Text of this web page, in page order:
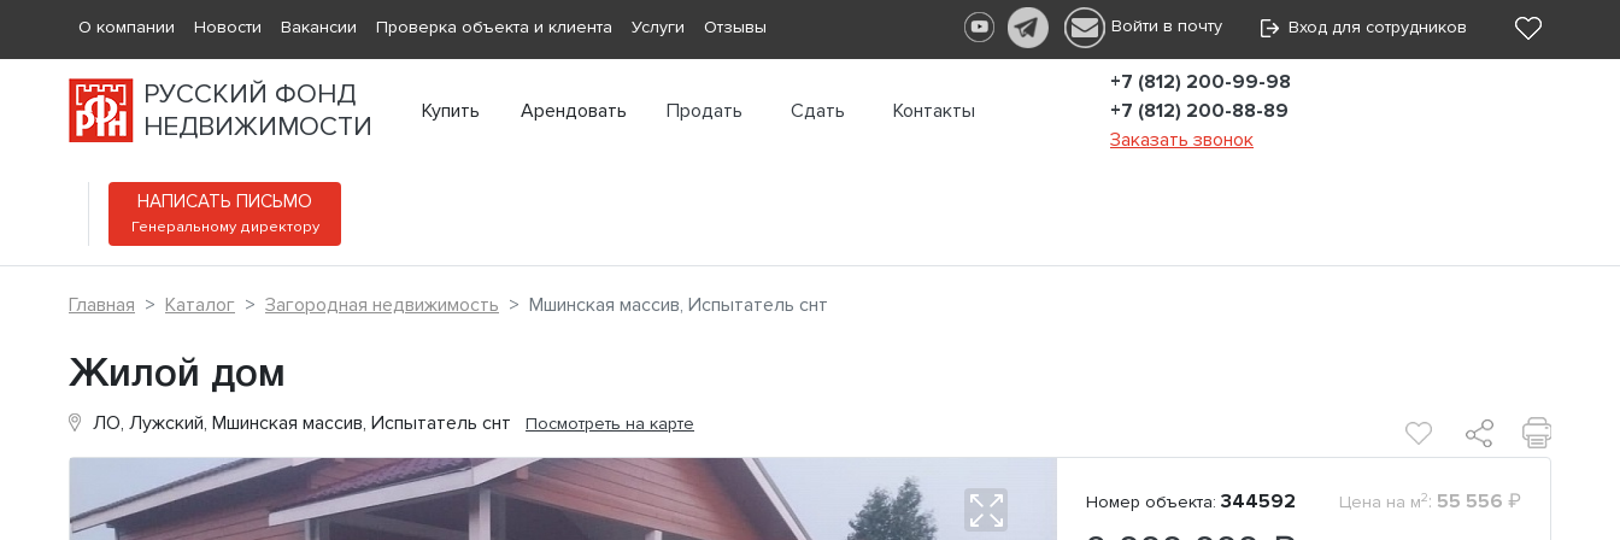
О компании Новости Вакансии Проверка объекта и клиента Услуги Отзывы Войти в почту Вход для сотрудников
РУССКИЙ ФОНД
НЕДВИЖИМОСТИ
Купить Арендовать Продать Сдать Контакты
+7 (812) 200-99-98
+7 (812) 200-88-89
Заказать звонок
НАПИСАТЬ ПИСЬМО
Генеральному директору
Главная Каталог Загородная недвижимость Мшинская массив, Испытатель снт
Жилой дом
ЛО, Лужский, Мшинская массив, Испытатель снт Посмотреть на карте
Номер объекта: 344592 Цена на м2: 55 556 ₽